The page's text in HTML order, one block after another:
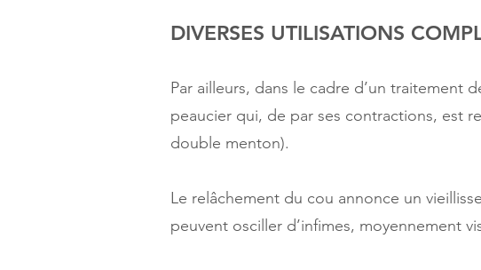
DIVERSES UTILISATIONS
Par ailleurs, dans le cadre d’un traitement
peaucier qui, de par ses contractions, est
double menton).
Le relâchement du cou annonce un
peuvent osciller d’infimes, moyennement